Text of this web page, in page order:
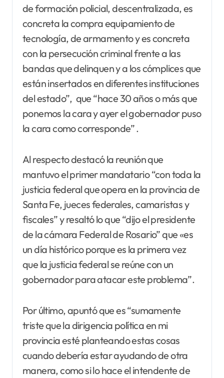
de formación policial, descentralizada, es
concreta la compra equipamiento de
tecnología, de armamento y es concreta
con la persecución criminal frente a las
bandas que delinquen y a los cómplices que
están insertados en diferentes instituciones
del estado”, que “hace 30 años o más que
ponemos la cara y ayer el gobernador puso
la cara como corresponde” .
Al respecto destacó la reunión que
mantuvo el primer mandatario “con toda la
justicia federal que opera en la provincia de
Santa Fe, jueces federales, camaristas y
fiscales” y resaltó lo que “dijo el presidente
de la cámara Federal de Rosario” que «es
un día histórico porque es la primera vez
que la justicia federal se reúne con un
gobernador para atacar este problema”.
Por último, apuntó que es “sumamente
triste que la dirigencia política en mi
provincia esté planteando estas cosas
cuando debería estar ayudando de otra
manera, como si lo hace el intendente de